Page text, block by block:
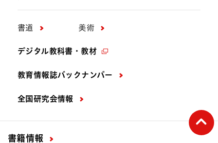
書道 美術
デジタル教科書・教材
教育情報誌バックナンバー
全国研究会情報
書籍情報
ペ